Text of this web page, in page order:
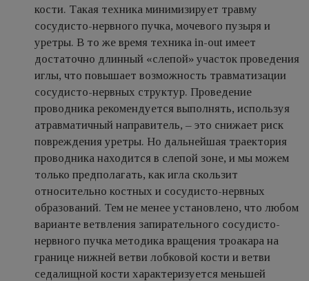
кости. Такая техника минимизирует травму
сосудисто-нервного пучка, мочевого пузыря и
уретры. В то же время техника in-out имеет
достаточно длинный «слепой» участок проведения
иглы, что повышает возможность травматизации
сосудисто-нервных структур. Проведение
проводника рекомендуется выполнять, используя
атравматичный направитель, – это снижает риск
повреждения уретры. Но дальнейшая траектория
проводника находится в слепой зоне, и мы можем
только предполагать, как игла скользит
относительно костных и сосудисто-нервных
образований. Тем не менее установлено, что любом
варианте ветвления запирательного сосудисто-
нервного пучка методика вращения троакара на
границе нижней ветви лобковой кости и ветви
седалищной кости характеризуется меньшей